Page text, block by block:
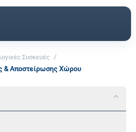
Συσκευές
/
& Αποστείρωσης Χώρου